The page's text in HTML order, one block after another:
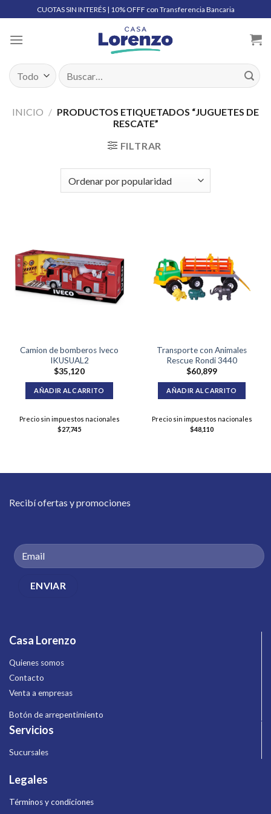
to
content
CUOTAS SIN INTERÉS | 10% OFFF con Transferencia Bancaria
Buscar
por:
INICIO / PRODUCTOS ETIQUETADOS “JUGUETES DE
RESCATE”
FILTRAR
Camion de bomberos Iveco
IKUSUAL2
$35,120
AÑADIR AL CARRITO
Precio sin impuestos nacionales
$27,745
Transporte con Animales
Rescue Rondi 3440
$60,899
AÑADIR AL CARRITO
Precio sin impuestos nacionales
$48,110
Recibí ofertas y promociones
Casa Lorenzo
Quienes somos
Contacto
Venta a empresas
Botón de arrepentimiento
Servicios
Sucursales
Legales
Términos y condiciones